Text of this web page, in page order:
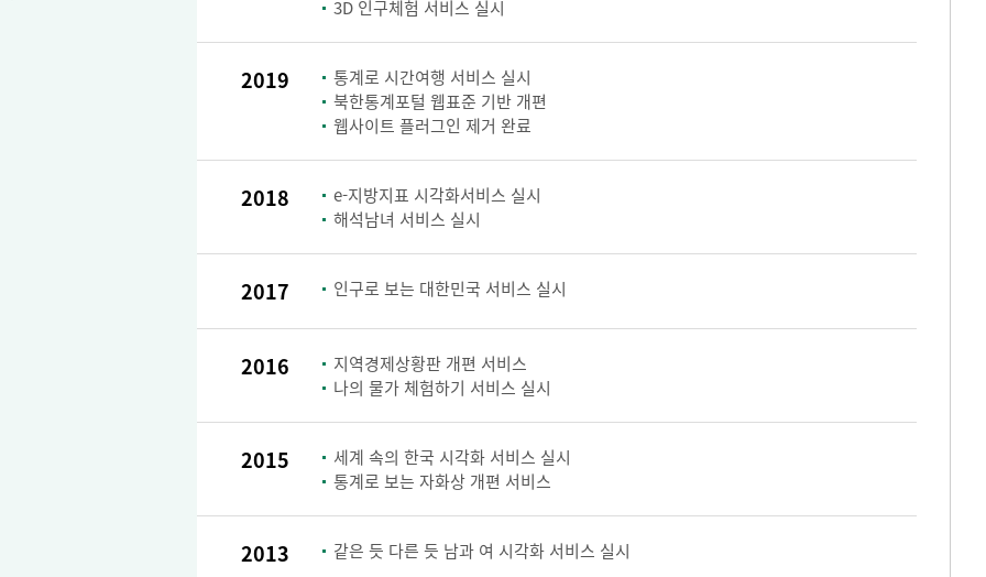
3D 인구체험 서비스 실시
2019
통계로 시간여행 서비스 실시
북한통계포털 웹표준 기반 개편
웹사이트 플러그인 제거 완료
2018
e-지방지표 시각화서비스 실시
해석남녀 서비스 실시
2017 인구로 보는 대한민국 서비스 실시
2016
지역경제상황판 개편 서비스
나의 물가 체험하기 서비스 실시
2015
세계 속의 한국 시각화 서비스 실시
통계로 보는 자화상 개편 서비스
2013 같은 듯 다른 듯 남과 여 시각화 서비스 실시